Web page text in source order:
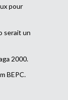
pour
serait un
2000.
BEPC.